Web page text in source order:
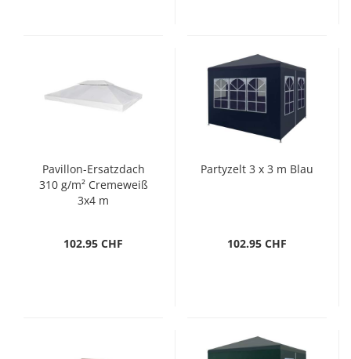
Pavillon-Ersatzdach
310 g/m² Cremeweiß
3x4 m
102.95 CHF
Partyzelt 3 x 3 m Blau
102.95 CHF